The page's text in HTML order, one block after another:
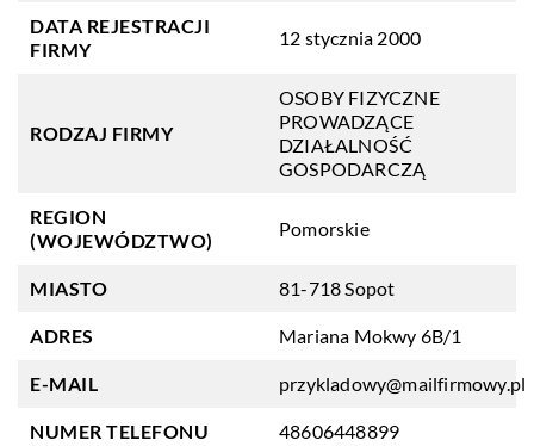
DATA REJESTRACJI
FIRMY
12 stycznia 2000
RODZAJ FIRMY
OSOBY FIZYCZNE
PROWADZĄCE
DZIAŁALNOŚĆ
GOSPODARCZĄ
REGION
(WOJEWÓDZTWO)
Pomorskie
MIASTO 81-718 Sopot
ADRES Mariana Mokwy 6B/1
E-MAIL przykladowy@mailfirmowy.pl
NUMER TELEFONU 48606448899